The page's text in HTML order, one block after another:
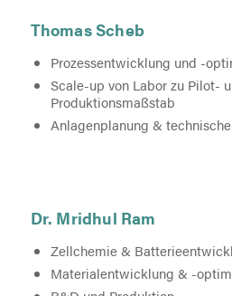
Thomas Scheb
Prozessentwicklung und -
Scale-up von Labor zu Pilot-
Produktionsmaßstab
Anlagenplanung &
Dr. Mridhul Ram
Zellchemie &
Materialentwicklung & -